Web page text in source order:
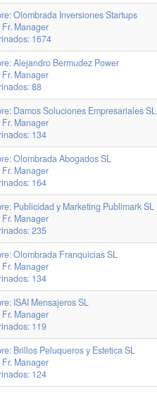
Olombrada Inversiones Startups
Manager
1674
Alejandro Bermudez Power
Manager
88
Damos Soluciones Empresariales SL
Manager
134
Olombrada Abogados SL
Manager
164
Publicidad y Marketing Publimark SL
Manager
235
Olombrada Franquicias SL
Manager
134
ISAI Mensajeros SL
Manager
119
Brillos Peluqueros y Estetica SL
Manager
124